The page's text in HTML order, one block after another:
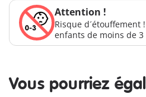
Attention !
Risque d´étouffement
enfants de moins de 3
Vous pourriez